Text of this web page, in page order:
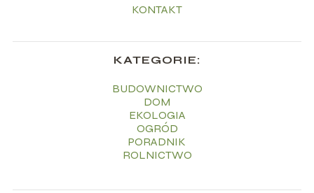
KONTAKT
KATEGORIE:
BUDOWNICTWO
DOM
EKOLOGIA
OGRÓD
PORADNIK
ROLNICTWO